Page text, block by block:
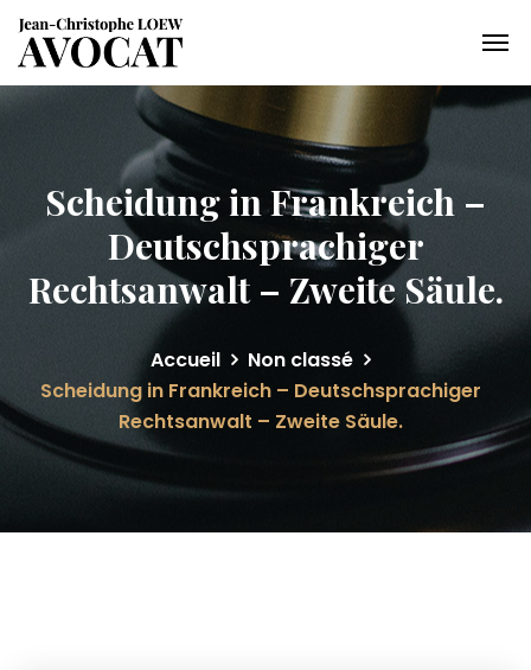
Scheidung in Frankreich –
Deutschsprachiger
Rechtsanwalt – Zweite Säule.
Accueil
Non classé
Scheidung in Frankreich – Deutschsprachiger
Rechtsanwalt – Zweite Säule.